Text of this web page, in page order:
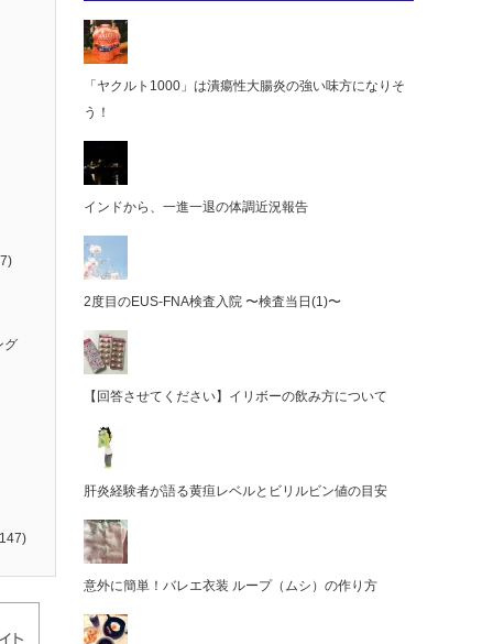
グ
「ヤクルト1000」は潰瘍性大腸炎の強い味方になりそ
う！
インドから、一進一退の体調近況報告
2度目のEUS-FNA検査入院 〜検査当日(1)〜
【回答させてください】イリボーの飲み方について
肝炎経験者が語る黄疸レベルとビリルビン値の目安
意外に簡単！バレエ衣装 ループ（ムシ）の作り方